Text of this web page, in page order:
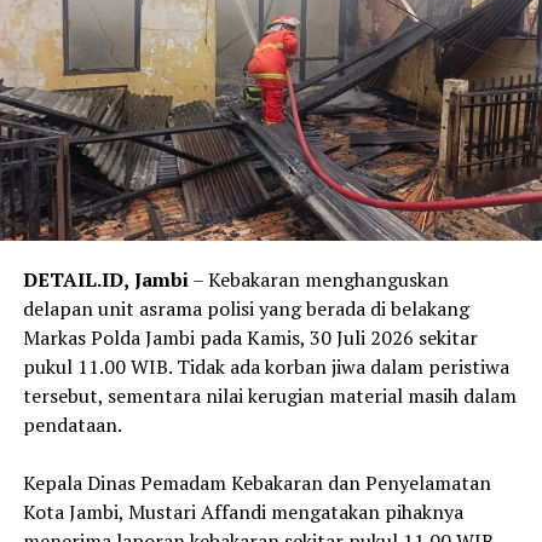
kita cegah agar tidak ada masyarakat yang menjadi
korban penipuan,” kata Kepala Seksi Penerangan Hukum
Kejati Jambi.
‎Kejati Jambi meminta masyarakat tidak mudah
mempercayai pesan, telepon, atau akun WhatsApp yang
mengatasnamakan pejabat Kejaksaan. Masyarakat juga
diminta tidak memberikan data pribadi, informasi
perbankan, kode OTP, maupun melakukan transfer dana
kepada pihak yang mengaku sebagai pejabat Kejaksaan.
‎Selain itu, masyarakat diimbau selalu melakukan
konfirmasi melalui kanal resmi Kejati Jambi apabila
menerima permintaan yang mencurigakan, serta segera
melaporkannya kepada aparat penegak hukum apabila
menemukan atau menjadi korban modus penipuan
tersebut.
‎Kejati Jambi menyatakan akan terus berkoordinasi
DETAIL.ID, Jambi– Kebakaran menghanguskan
delapan unit asrama polisi yang berada di belakang
Markas Polda Jambi pada Kamis, 30 Juli 2026 sekitar
pukul 11.00 WIB. Tidak ada korban jiwa dalam peristiwa
tersebut, sementara nilai kerugian material masih dalam
pendataan.
‎Kepala Dinas Pemadam Kebakaran dan Penyelamatan
Kota Jambi, Mustari Affandi mengatakan pihaknya